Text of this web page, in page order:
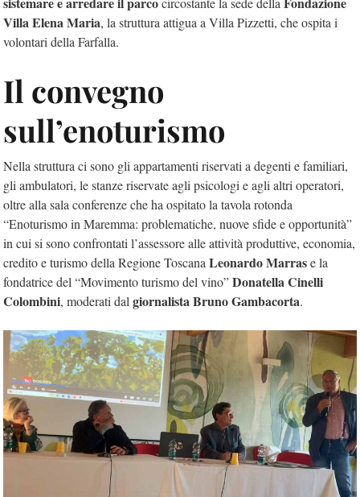
Villa Elena Maria, la struttura attigua a Villa Pizzetti, che ospita i
volontari della Farfalla.
Il convegno
sull’enoturismo
Nella struttura ci sono gli appartamenti riservati a degenti e familiari,
gli ambulatori, le stanze riservate agli psicologi e agli altri operatori,
oltre alla sala conferenze che ha ospitato la tavola rotonda
“Enoturismo in Maremma: problematiche, nuove sfide e opportunità”
in cui si sono confrontati l’assessore alle attività produttive, economia,
credito e turismo della Regione Toscana Leonardo Marrase la
fondatrice del “Movimento turismo del vino”Donatella Cinelli
Colombini, moderati dal giornalista Bruno Gambacorta.